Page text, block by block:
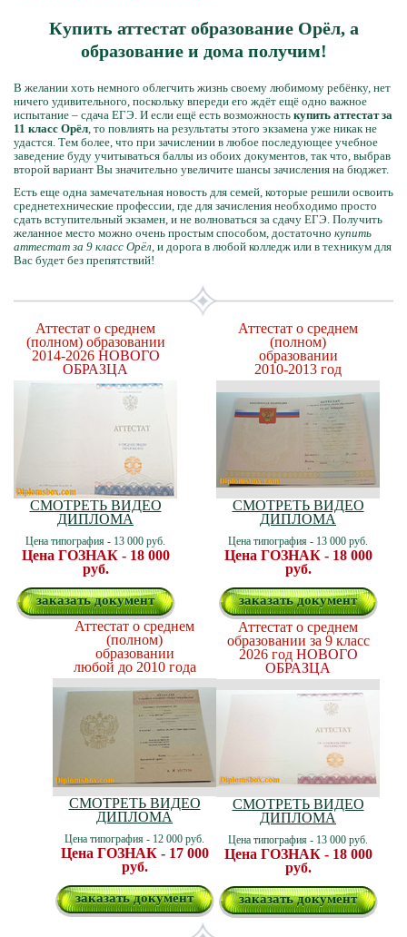
Купить аттестат образование Орёл, а
образование и дома получим!
В желании хоть немного облегчить жизнь своему любимому ребёнку, нет
ничего удивительного, поскольку впереди его ждёт ещё одно важное
испытание – сдача ЕГЭ. И если ещё есть возможность купить аттестат за
11 класс Орёл, то повлиять на результаты этого экзамена уже никак не
удастся. Тем более, что при зачислении в любое последующее учебное
заведение буду учитываться баллы из обоих документов, так что, выбрав
второй вариант Вы значительно увеличите шансы зачисления на бюджет.
Есть еще одна замечательная новость для семей, которые решили освоить
среднетехнические профессии, где для зачисления необходимо просто
сдать вступительный экзамен, и не волноваться за сдачу ЕГЭ. Получить
желанное место можно очень простым способом, достаточно купить
аттестат за 9 класс Орёл, и дорога в любой колледж или в техникум для
Вас будет без препятствий!
Аттестат о среднем
(полном) образовании
2014-2026 НОВОГО
ОБРАЗЦА
СМОТРЕТЬ ВИДЕО
ДИПЛОМА
Цена типография - 13 000 руб.
Цена ГОЗНАК - 18 000
руб.
заказать документ
Аттестат о среднем
(полном)
образовании
2010-2013 год
СМОТРЕТЬ ВИДЕО
ДИПЛОМА
Цена типография - 13 000 руб.
Цена ГОЗНАК - 18 000
руб.
заказать документ
Аттестат о среднем
(полном)
образовании
любой до 2010 года
СМОТРЕТЬ ВИДЕО
ДИПЛОМА
Цена типография - 12 000 руб.
Цена ГОЗНАК - 17 000
руб.
заказать документ
Аттестат о среднем
образовании за 9 класс
2026 год НОВОГО
ОБРАЗЦА
СМОТРЕТЬ ВИДЕО
ДИПЛОМА
Цена типография - 13 000 руб.
Цена ГОЗНАК - 18 000
руб.
заказать документ